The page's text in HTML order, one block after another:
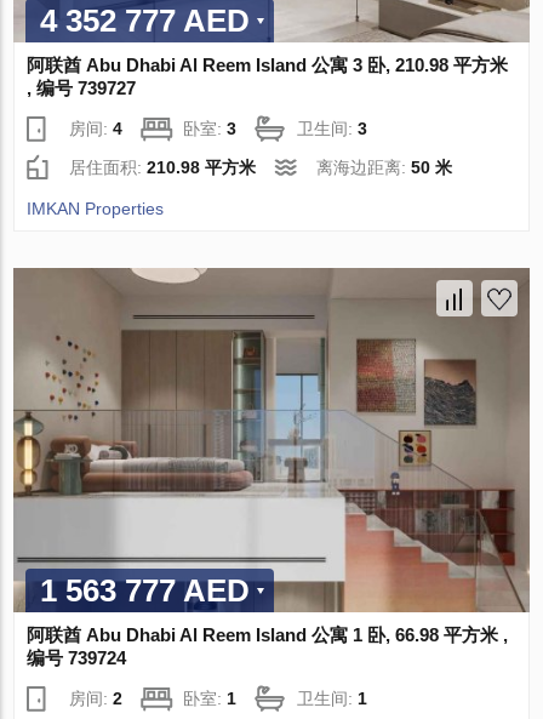
4 352 777 AED
阿联酋 Abu Dhabi Al Reem Island 公寓 3 卧, 210.98 平方米
, 编号 739727
房间:4 卧室:3 卫生间:3
居住面积:210.98 平方米 离海边距离:50 米
IMKAN Properties
1 563 777 AED
阿联酋 Abu Dhabi Al Reem Island 公寓 1 卧, 66.98 平方米 ,
编号 739724
房间:2 卧室: 1 卫生间: 1